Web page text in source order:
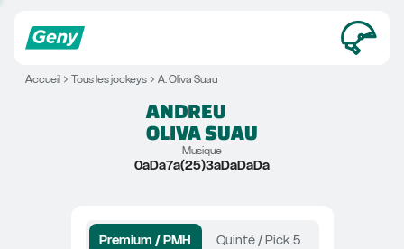
Accueil Tous les jockeys A. Oliva Suau
ANDREU
OLIVA SUAU
Musique
0aDa7a(25)3aDaDaDa
Premium / PMH Quinté / Pick 5